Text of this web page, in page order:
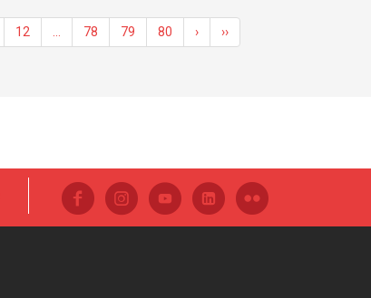
12 78 79 80 › ››